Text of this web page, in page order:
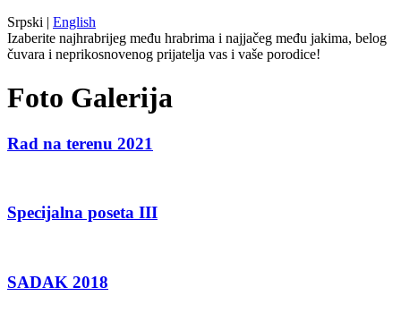
Srpski | English
Izaberite najhrabrijeg među hrabrima i najjačeg među jakima, belog
čuvara i neprikosnovenog prijatelja vas i vaše porodice!
Foto Galerija
Rad na terenu 2021
Specijalna poseta III
SADAK 2018